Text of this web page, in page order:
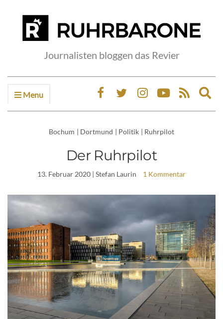
Journalisten bloggen das Revier
Menu
Bochum | Dortmund | Politik | Ruhrpilot
Der Ruhrpilot
13. Februar 2020 | Stefan Laurin 1 Kommentar